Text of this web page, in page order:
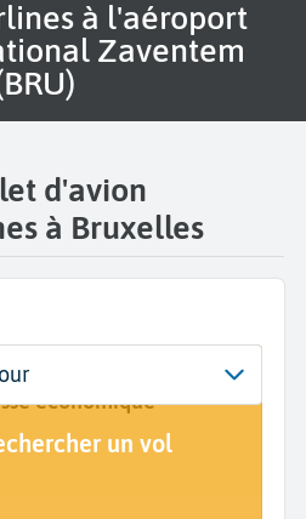
Zaventem
d'avion
à Bruxelles
Zaventem (BRU)
voyage
économique
un vol